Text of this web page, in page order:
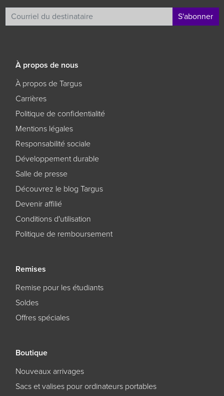
S'abonner
À propos de nous
À propos de Targus
Carrières
Politique de confidentialité
Mentions légales
Responsabilité sociale
Développement durable
Salle de presse
Découvrez le blog Targus
Devenir affilié
Conditions d'utilisation
Politique de remboursement
Remises
Remise pour les étudiants
Soldes
Offres spéciales
Boutique
Nouveaux arrivages
Sacs et valises pour ordinateurs portables